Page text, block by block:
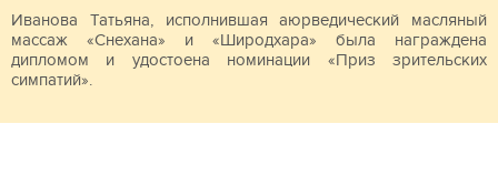
Иванова Татьяна, исполнившая аюрведический масляный
массаж «Снехана» и «Широдхара» была награждена
дипломом и удостоена номинации «Приз зрительских
симпатий».